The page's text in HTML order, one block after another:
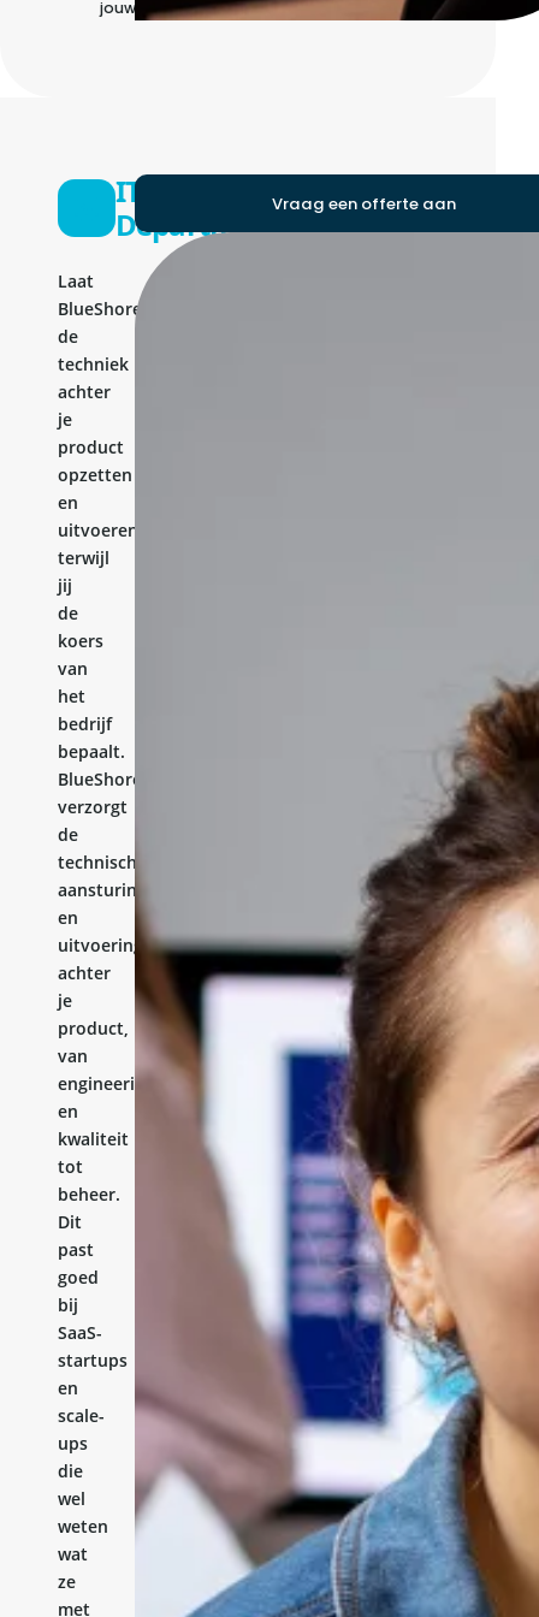
jouw team
IT
Department
Laat
BlueShores
de
techniek
achter
je
product
opzetten
en
uitvoeren,
terwijl
jij
de
koers
van
het
bedrijf
bepaalt.
BlueShores
verzorgt
de
technische
aansturing
en
uitvoering
achter
je
product,
van
engineering
en
kwaliteit
tot
beheer.
Dit
past
goed
bij
SaaS-
startups
en
scale-
ups
die
wel
weten
wat
ze
met
Vraag een offerte aan